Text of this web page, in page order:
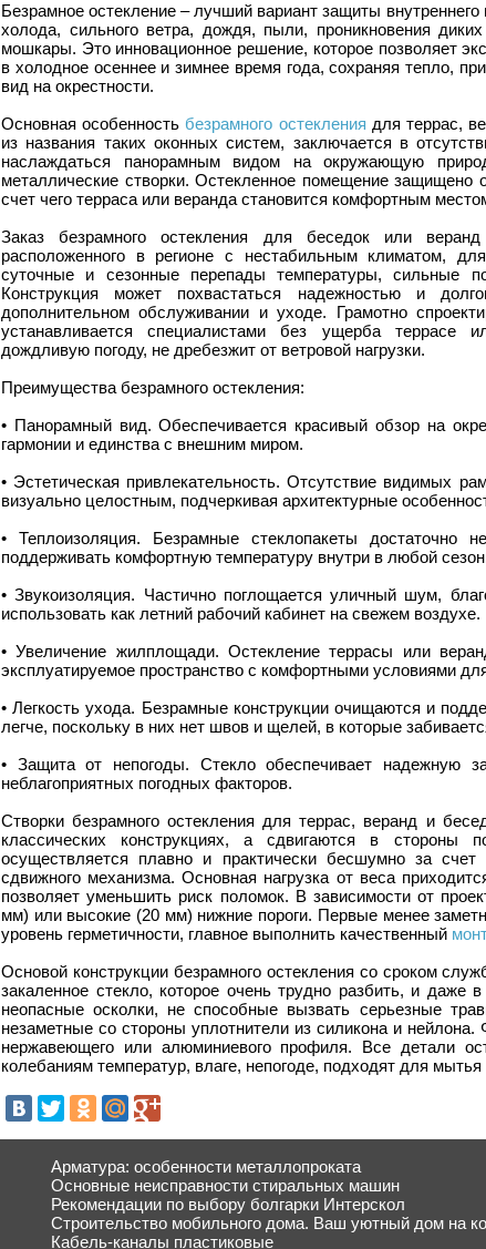
Безрамное остекление – лучший вариант защиты внутреннего
холода, сильного ветра, дождя, пыли, проникновения
мошкары. Это инновационное решение, которое позволяет
в холодное осеннее и зимнее время года, сохраняя тепло,
вид на окрестности.
Основная особенность безрамного остекления для террас,
из названия таких оконных систем, заключается в
наслаждаться панорамным видом на окружающую
металлические створки. Остекленное помещение защищено
счет чего терраса или веранда становится комфортным
Заказ безрамного остекления для беседок или
расположенного в регионе с нестабильным климатом,
суточные и сезонные перепады температуры, сильные
Конструкция может похвастаться надежностью и
дополнительном обслуживании и уходе. Грамотно
устанавливается специалистами без ущерба террасе
дождливую погоду, не дребезжит от ветровой нагрузки.
Преимущества безрамного остекления:
• Панорамный вид. Обеспечивается красивый обзор на
гармонии и единства с внешним миром.
• Эстетическая привлекательность. Отсутствие видимых
визуально целостным, подчеркивая архитектурные
• Теплоизоляция. Безрамные стеклопакеты достаточно
поддерживать комфортную температуру внутри в любой
• Звукоизоляция. Частично поглощается уличный шум,
использовать как летний рабочий кабинет на свежем воздухе.
• Увеличение жилплощади. Остекление террасы или
эксплуатируемое пространство с комфортными условиями
• Легкость ухода. Безрамные конструкции очищаются и
легче, поскольку в них нет швов и щелей, в которые
• Защита от непогоды. Стекло обеспечивает надежную
неблагоприятных погодных факторов.
Створки безрамного остекления для террас, веранд и
классических конструкциях, а сдвигаются в стороны
осуществляется плавно и практически бесшумно за счет
сдвижного механизма. Основная нагрузка от веса
позволяет уменьшить риск поломок. В зависимости от
мм) или высокие (20 мм) нижние пороги. Первые менее
уровень герметичности, главное выполнить качественный
Основой конструкции безрамного остекления со сроком
закаленное стекло, которое очень трудно разбить, и даже
неопасные осколки, не способные вызвать серьезные
незаметные со стороны уплотнители из силикона и
нержавеющего или алюминиевого профиля. Все детали
колебаниям температур, влаге, непогоде, подходят для
Арматура: особенности металлопроката
Основные неисправности стиральных машин
Рекомендации по выбору болгарки Интерскол
Строительство мобильного дома. Ваш уютный дом на
Кабель-каналы пластиковые